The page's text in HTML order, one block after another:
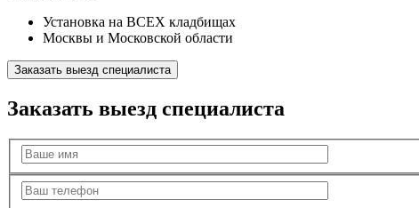
Установка на ВСЕХ кладбищах
Москвы и Московской области
Заказать выезд специалиста
Заказать выезд специалиста